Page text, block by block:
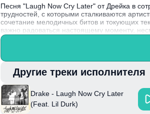
Песня "Laugh Now Cry Later" от Дрейка в
трудностей, с которыми сталкиваются
сочетание мелодичных битов и токующих
важно радоваться настоящему моменту,
скрываются глубокие переживания.
как одного из самых влиятельных
Другие треки исполнителя
Drake - Laugh Now Cry Later
(Feat. Lil Durk)